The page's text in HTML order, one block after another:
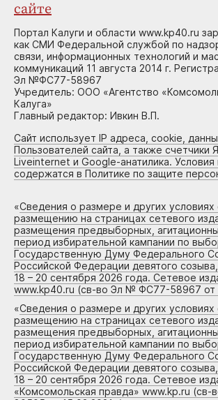
сайте
Портал Калуги и области www.kp40.ru
как СМИ Федеральной службой по
связи, информационных технологий и
коммуникаций 11 августа 2014 г.
Эл №ФС77-58967
Учредитель: ООО «Агентство
Калуга»
Главный редактор: Ивкин В.П.
Сайт использует IP адреса, cookie,
Пользователей сайта, а также счетчики
Liveinternet и Google-анатилика. Условия
содержатся в Политике по защите
«Сведения о размере и других условиях
размещению на страницах сетевого
размещения предвыборных,
период избирательной кампании по
Государственную Думу Федерального
Российской Федерации девятого
18 – 20 сентября 2026 года. Сетевое
www.kp40.ru (св-во Эл № ФС77-58967 от
«Сведения о размере и других условиях
размещению на страницах сетевого
размещения предвыборных,
период избирательной кампании по
Государственную Думу Федерального
Российской Федерации девятого
18 – 20 сентября 2026 года. Сетевое
«Комсомольская правда» www.kp.ru